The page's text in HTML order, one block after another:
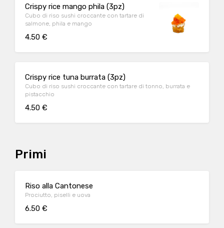
Crispy rice mango phila (3pz)
Cubo di riso sushi croccante con tartare di
salmone, phila e mango
4.50 €
Crispy rice tuna burrata (3pz)
Cubo di riso sushi croccante con tartare di tonno, burrata e
pistacchio
4.50 €
Primi
Riso alla Cantonese
Prociutto, piselli e uova
6.50 €